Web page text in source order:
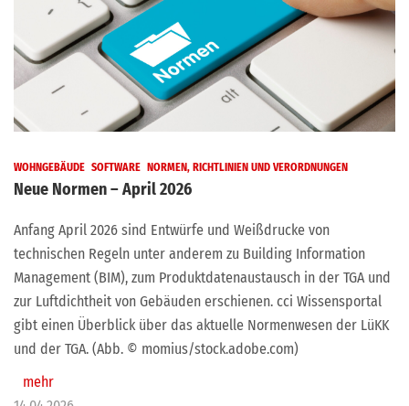
WOHNGEBÄUDE SOFTWARE NORMEN, RICHTLINIEN UND VERORDNUNGEN
Neue Normen – April 2026
Anfang April 2026 sind Entwürfe und Weißdrucke von
technischen Regeln unter anderem zu Building Information
Management (BIM), zum Produktdatenaustausch in der TGA und
zur Luftdichtheit von Gebäuden erschienen. cci Wissensportal
gibt einen Überblick über das aktuelle Normenwesen der LüKK
und der TGA. (Abb. © momius/stock.adobe.com)
mehr